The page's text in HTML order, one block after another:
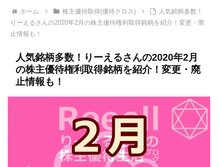
ホーム 株主優待取得(優待クロス)
人気銘柄多数！
りーえるさんの2020年2月の株主優待権利取得銘柄を紹介！変更・廃
止情報も！
人気銘柄多数！りーえるさんの2020年2月
の株主優待権利取得銘柄を紹介！変更・廃
止情報も！